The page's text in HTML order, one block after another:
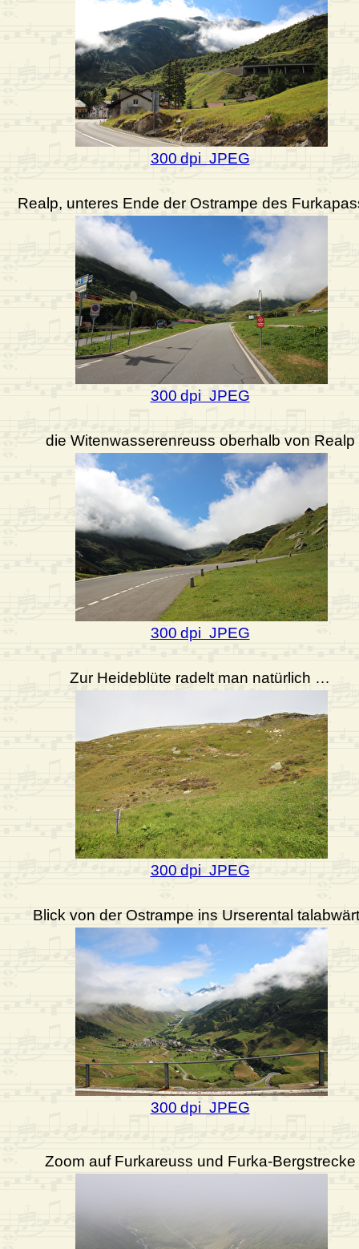
300 dpi JPEG
Realp, unteres Ende der Ostrampe des
300 dpi JPEG
die Witenwasserenreuss oberhalb von Realp
300 dpi JPEG
Zur Heideblüte radelt man natürlich …
300 dpi JPEG
Blick von der Ostrampe ins Urserental
300 dpi JPEG
Zoom auf Furkareuss und Furka-Bergstrecke